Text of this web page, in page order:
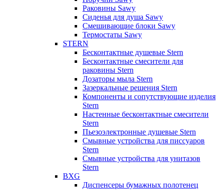
Раковины Sawy
Сиденья для душа Sawy
Смешивающие блоки Sawy
Термостаты Sawy
STERN
Бесконтактные душевые Stern
Бесконтактные смесители для
раковины Stern
Дозаторы мыла Stern
Зазеркальные решения Stern
Компоненты и сопутствующие изделия
Stern
Настенные бесконтактные смесители
Stern
Пьезоэлектронные душевые Stern
Смывные устройства для писсуаров
Stern
Смывные устройства для унитазов
Stern
BXG
Диспенсеры бумажных полотенец